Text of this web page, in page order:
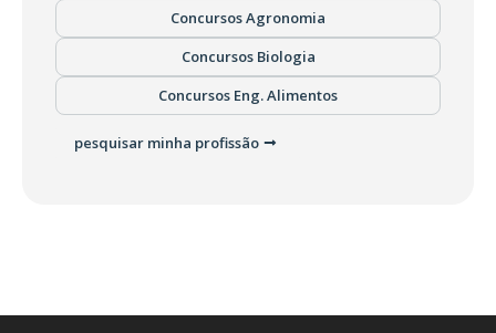
Concursos Agronomia
Concursos Biologia
Concursos Eng. Alimentos
pesquisar minha profissão